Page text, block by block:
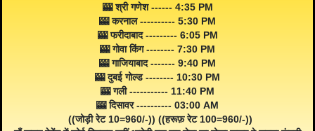
🎰 श्री गणेश ------ 4:35 PM
🎰 करनाल ---------- 5:30 PM
🎰 फरीदाबाद --------- 6:05 PM
🎰 गोवा किंग -------- 7:30 PM
🎰 गाजियाबाद ------- 9:40 PM
🎰 दुबई गोल्ड -------- 10:30 PM
🎰 गली ----------- 11:40 PM
🎰 दिसावर ---------- 03:00 AM
((जोड़ी रेट 10=960/-)) ((हरूफ़ रेट 100=960/-))